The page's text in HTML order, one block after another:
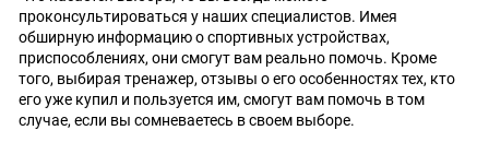
проконсультироваться у наших специалистов. Имея
обширную информацию о спортивных устройствах,
приспособлениях, они смогут вам реально помочь. Кроме
того, выбирая тренажер, отзывы о его особенностях тех, кто
его уже купил и пользуется им, смогут вам помочь в том
случае, если вы сомневаетесь в своем выборе.